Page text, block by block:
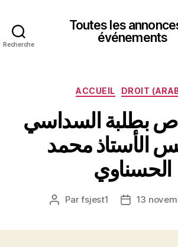
Recherche
Toutes les
événements
ACCUEIL DROIT
بطلبة السداسي
الأستاذ محمد
الحسناوي
Auteur
Parfsjest1
Date
13